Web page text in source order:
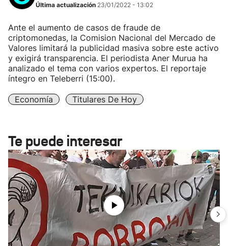
Última actualización 23/01/2022 - 13:02
Ante el aumento de casos de fraude de
criptomonedas, la Comision Nacional del Mercado de
Valores limitará la publicidad masiva sobre este activo
y exigirá transparencia. El periodista Aner Murua ha
analizado el tema con varios expertos. El reportaje
íntegro en Teleberri (15:00).
Economía Titulares De Hoy
Te puede interesar